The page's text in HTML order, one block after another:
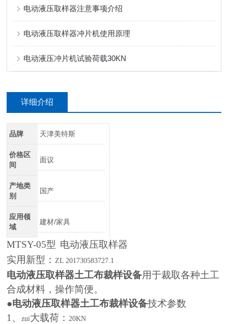
电动液压取样器注意事项介绍
电动液压取样器冲片机使用原理
电动液压冲片机试验荷载30KN
详细介绍
品牌 天津美特斯
价格区
间
面议
产地类
别
国产
应用领
域
建材/家具
MTSY-05型 电动液压取样器
实用新型： ZL 201730583727.1
电动液压取样器土工布裁样设备用于裁取各种土工
合成材料，操作简便。
●电动液压取样器土工布裁样设备技术参数
1 、zui大载荷： 20KN